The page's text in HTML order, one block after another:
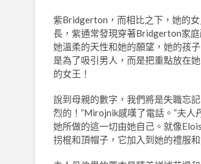
紫Bridgerton，而相比之下，她的
長，紫通常發現穿著Bridgerton家
她溫柔的天性和她的願望，她的孩
是為了吸引男人，而是把重點放在
的女王！
說到母親的數字，我們將是失職忘
烈的！”Mirojnik感嘆了電話。“夫
她所做的這一切由她自己。就像
拐棍和頂帽子，它加入到她的禮服